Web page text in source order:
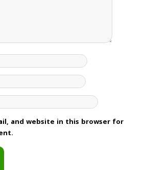
and website in this browser for